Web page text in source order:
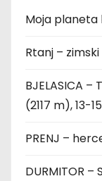
Moja planeta
Rtanj –
BJELASICA
(2117 m), 13-
PRENJ –
DURMITOR –